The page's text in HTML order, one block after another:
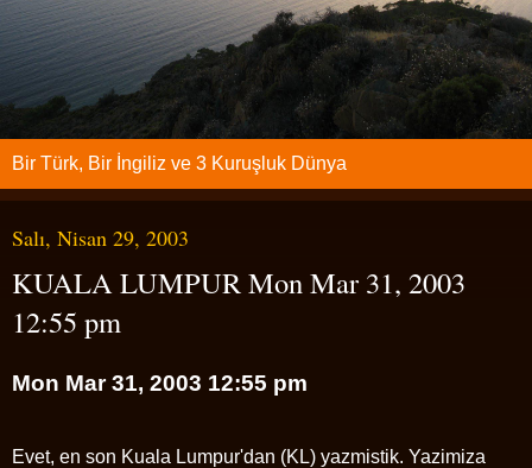
Bir Türk, Bir İngiliz ve 3 Kuruşluk Dünya
Salı, Nisan 29, 2003
KUALA LUMPUR Mon Mar 31, 2003
12:55 pm
Mon Mar 31, 2003 12:55 pm
Evet, en son Kuala Lumpur'dan (KL) yazmistik. Yazimiza